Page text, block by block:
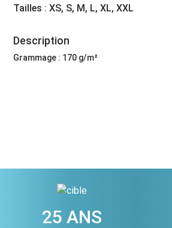
Tailles : XS, S, M, L, XL, XXL
Description
Grammage : 170 g/m²
25 ANS